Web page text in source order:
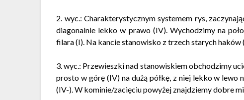
2. wyc.: Charakterystycznym systemem rys,
diagonalnie lekko w prawo (IV). Wychodzimy na
filara (I). Na kancie stanowisko z trzech starych haków
3. wyc.: Przewieszki nad stanowiskiem obchodzimy
prosto w górę (IV) na dużą półkę, z niej lekko w lewo
(IV-). W kominie/zacięciu powyżej znajdziemy dobre